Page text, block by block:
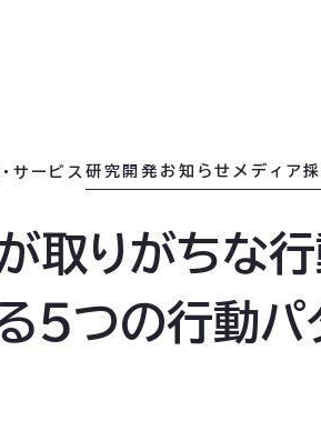
サービス 研究開発 お知らせ メディア
取りがちな行
5つの行動パ